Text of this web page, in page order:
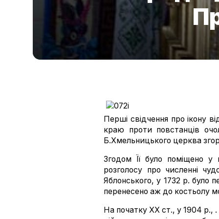
Перші свідчення про ікону
краю проти повстанців
Б.Хмельницького церква
Згодом Її було поміщено у
розголосу про численні
Яблонського, у 1732 р. було
перенесено аж до костьолу
На початку ХХ ст., у 1904 р., .